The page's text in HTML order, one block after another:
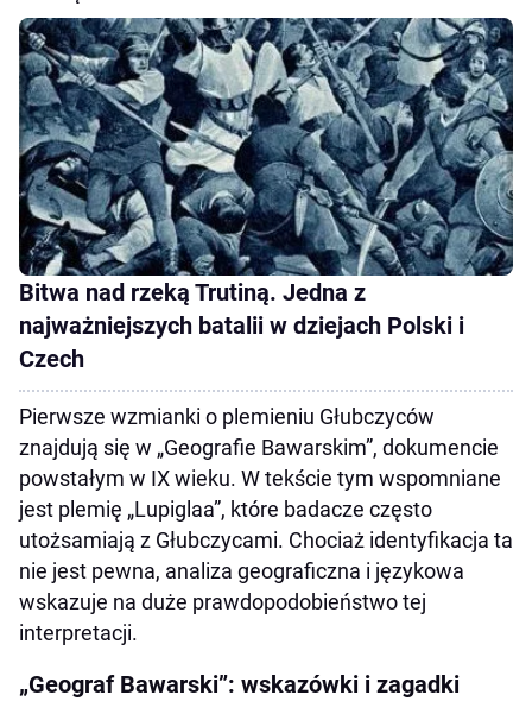
Bitwa nad rzeką Trutiną. Jedna z
najważniejszych batalii w dziejach Polski i
Czech
Pierwsze wzmianki o plemieniu Głubczyców
znajdują się w „Geografie Bawarskim”, dokumencie
powstałym w IX wieku. W tekście tym wspomniane
jest plemię „Lupiglaa”, które badacze często
utożsamiają z Głubczycami. Chociaż identyfikacja ta
nie jest pewna, analiza geograficzna i językowa
wskazuje na duże prawdopodobieństwo tej
interpretacji.
„Geograf Bawarski”: wskazówki i zagadki